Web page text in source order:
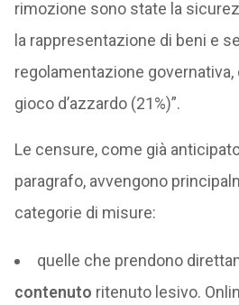
rimozione sono state la
la rappresentazione di beni e
regolamentazione
gioco d’azzardo (21%)”.
Le censure, come già
paragrafo, avvengono
categorie di misure:
quelle che prendono
contenuto ritenuto lesivo.